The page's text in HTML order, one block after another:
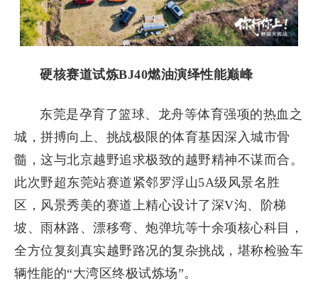
硬核赛道试炼BJ40燃油演绎性能巅峰
东莞是孕育了篮球、龙舟等体育强项的热血之
城，拼搏向上、挑战极限的体育基因深入城市骨
髓，这与北京越野追求极致的越野精神不谋而合。
此次野超东莞站赛道紧邻罗浮山5A级风景名胜
区，风景秀美的赛道上精心设计了深V沟、阶梯
坡、雨林路、漂移弯、炮弹坑等十余项核心科目，
全方位复刻真实越野路况的复杂挑战，堪称检验车
辆性能的“大湾区终极试炼场”。